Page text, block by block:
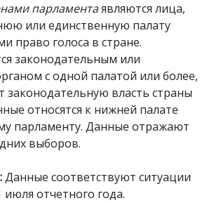
парламентаявляются лица,
или единственную палату
право голоса в стране.
законодательным или
с одной палатой или более,
законодательную власть страны
относятся к нижней палате
парламенту. Данные отражают
выборов.
Данные соответствуют ситуации
отчетного года.